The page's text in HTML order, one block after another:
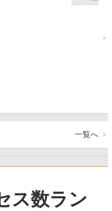
一覧へ
ス数ラン